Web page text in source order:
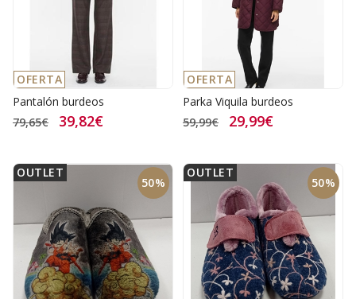
OFERTA
Pantalón burdeos
79,65€
39,82€
OFERTA
Parka Viquila burdeos
59,99€
29,99€
50%
OUTLET
50%
OUTLET